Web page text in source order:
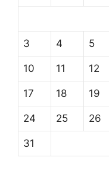
3 4 5
10 11 12
17 18 19
24 25 26
31